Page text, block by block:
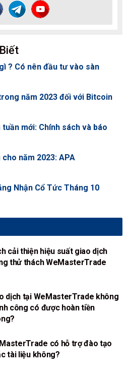
? Có nên đầu tư vào sàn
năm 2023 đối với Bitcoin
mới: Chính sách và báo
năm 2023: APA
Nhận Cổ Tức Tháng 10
cải thiện hiệu suất giao dịch
thử thách WeMasterTrade
dịch tại WeMasterTrade không
công có được hoàn tiền
có hỗ trợ đào tạo
tài liệu không?